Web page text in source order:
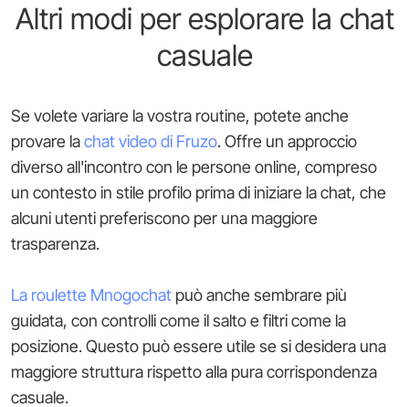
Altri modi per esplorare la chat
casuale
Se volete variare la vostra routine, potete anche
provare lachat video di Fruzo. Offre un approccio
diverso all'incontro con le persone online, compreso
un contesto in stile profilo prima di iniziare la chat, che
alcuni utenti preferiscono per una maggiore
trasparenza.
La roulette Mnogochat può anche sembrare più
guidata, con controlli come il salto e filtri come la
posizione. Questo può essere utile se si desidera una
maggiore struttura rispetto alla pura corrispondenza
casuale.